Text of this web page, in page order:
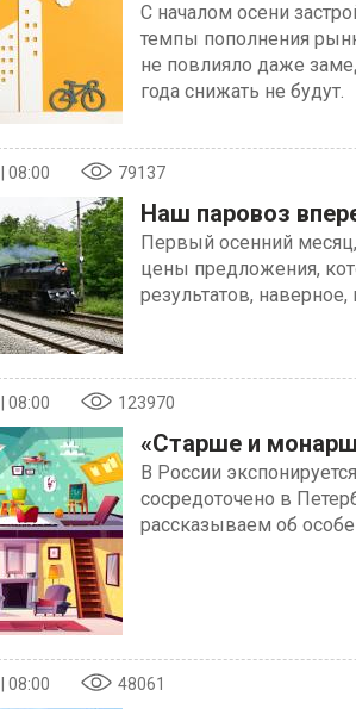
С началом осени
темпы пополнения
не повлияло даже
года снижать не будут.
08:00 79137
Наш паровоз
Первый осенний
цены предложения,
результатов,
08:00 123970
«Старше и
В России
сосредоточено в
рассказываем об
08:00 48061